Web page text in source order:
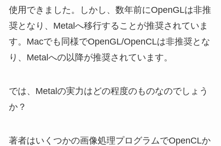
使用できました。しかし、数年前にOpenGLは非推
奨となり、Metalへ移行することが推奨されていま
す。Macでも同様でOpenGL/OpenCLは非推奨とな
り、Metalへの以降が推奨されています。
では、Metalの実力はどの程度のものなのでしょう
か？
著者はいくつかの画像処理プログラムでOpenCLか